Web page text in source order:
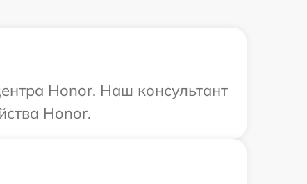
Honor. Наш консультант
Honor.